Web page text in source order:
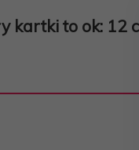
kartki to ok: 12